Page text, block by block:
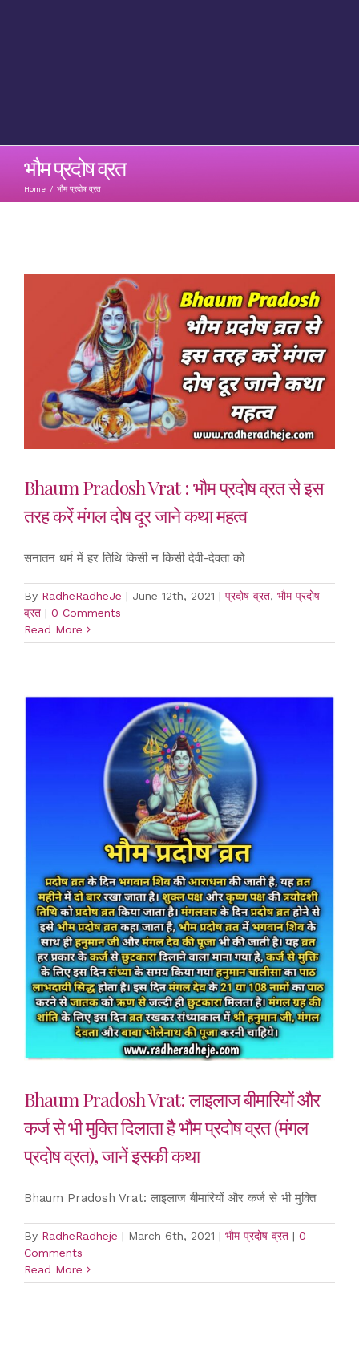
भौम प्रदोष व्रत
Home / भौम प्रदोष व्रत
Bhaum Pradosh Vrat : भौम प्रदोष व्रत से इस
तरह करें मंगल दोष दूर जाने कथा महत्व
सनातन धर्म में हर तिथि किसी न किसी देवी-देवता को
By RadheRadheJe | June 12th, 2021 | प्रदोष व्रत, भौम प्रदोष
व्रत | 0 Comments
Read More
Bhaum Pradosh Vrat: लाइलाज बीमारियों और
कर्ज से भी मुक्ति दिलाता है भौम प्रदोष व्रत (मंगल
प्रदोष व्रत), जानें इसकी कथा
Bhaum Pradosh Vrat: लाइलाज बीमारियों और कर्ज से भी मुक्ति
By RadheRadheje | March 6th, 2021 | भौम प्रदोष व्रत | 0
Comments
Read More